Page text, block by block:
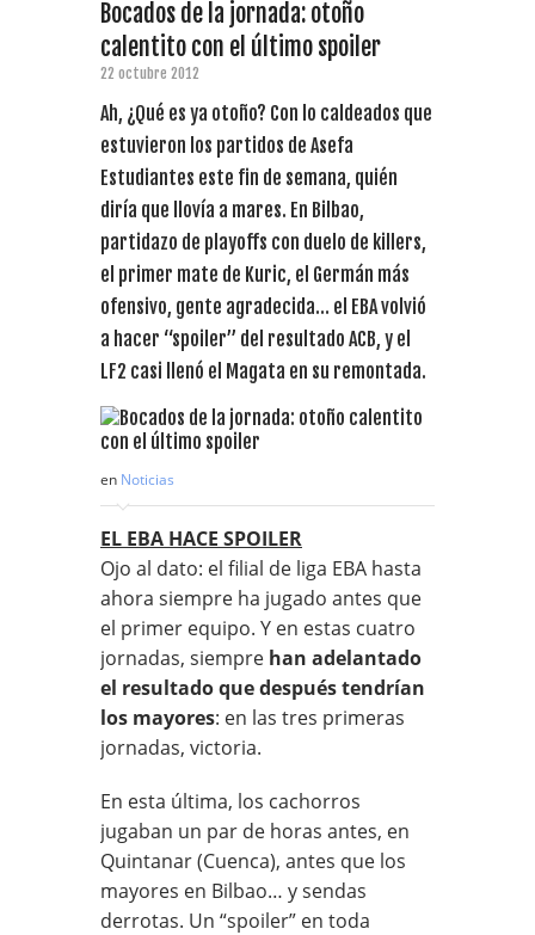
Bocados de la jornada: otoño
calentito con el último spoiler
22 octubre 2012
Ah, ¿Qué es ya otoño? Con lo caldeados que
estuvieron los partidos de Asefa
Estudiantes este fin de semana, quién
diría que llovía a mares. En Bilbao,
partidazo de playoffs con duelo de killers,
el primer mate de Kuric, el Germán más
ofensivo, gente agradecida… el EBA volvió
a hacer “spoiler” del resultado ACB, y el
LF2 casi llenó el Magata en su remontada.
en Noticias
EL EBA HACE SPOILER
Ojo al dato: el filial de liga EBA hasta
ahora siempre ha jugado antes que
el primer equipo. Y en estas cuatro
jornadas, siempre han adelantado
el resultado que después tendrían
los mayores: en las tres primeras
jornadas, victoria.
En esta última, los cachorros
jugaban un par de horas antes, en
Quintanar (Cuenca), antes que los
mayores en Bilbao… y sendas
derrotas. Un “spoiler” en toda